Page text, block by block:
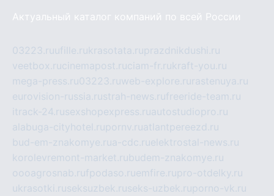
Актуальный каталог компаний по всей России
03223.ruufille.rukrasotata.ruprazdnikdushi.ru
veetbox.rucinemapost.ruciam-fr.rukraft-you.ru
mega-press.ru03223.ruweb-explore.ru rastenuya.ru
eurovision-russia.rustrah-news.rufreeride-team.ru
itrack-24.rusexshopexpress.ruautostudiopro.ru
alabuga-cityhotel.rupornv.ruatlantpereezd.ru
bud-em-znakomye.rua-cdc.ruelektrostal-news.ru
korolevremont-market.rubudem-znakomye.ru
oooagrosnab.rufpodaso.ruemfire.rupro-otdelky.ru
ukrasotki.ruseksuzbek.ruseks-uzbek.ruporno-vk.ru